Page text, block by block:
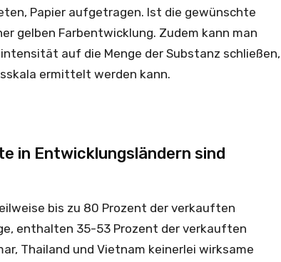
Papier aufgetragen. Ist die gewünschte
gelben Farbentwicklung. Zudem kann man
auf die Menge der Substanz schließen,
ermittelt werden kann.
in Entwicklungsländern sind
bis zu 80 Prozent der verkauften
enthalten 35-53 Prozent der verkauften
Thailand und Vietnam keinerlei wirksame